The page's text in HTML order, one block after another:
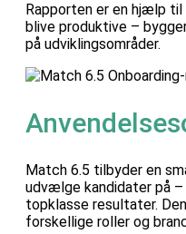
Rapporten er en hjælp
blive produktive –
på udviklingsområder.
Match 6.5 tilbyder en
udvælge kandidater på
topklasse resultater.
forskellige roller og